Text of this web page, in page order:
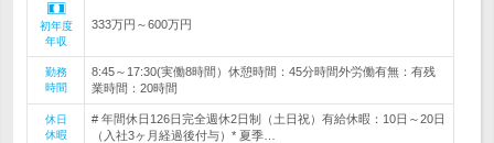
初年度
年収
333万円～600万円
勤務
時間
8:45～17:30(実働8時間）休憩時間：45分時間外労働有無：有残
業時間：20時間
休日
休暇
# 年間休日126日完全週休2日制（土日祝）有給休暇：10日～20日
（入社3ヶ月経過後付与）* 夏季…